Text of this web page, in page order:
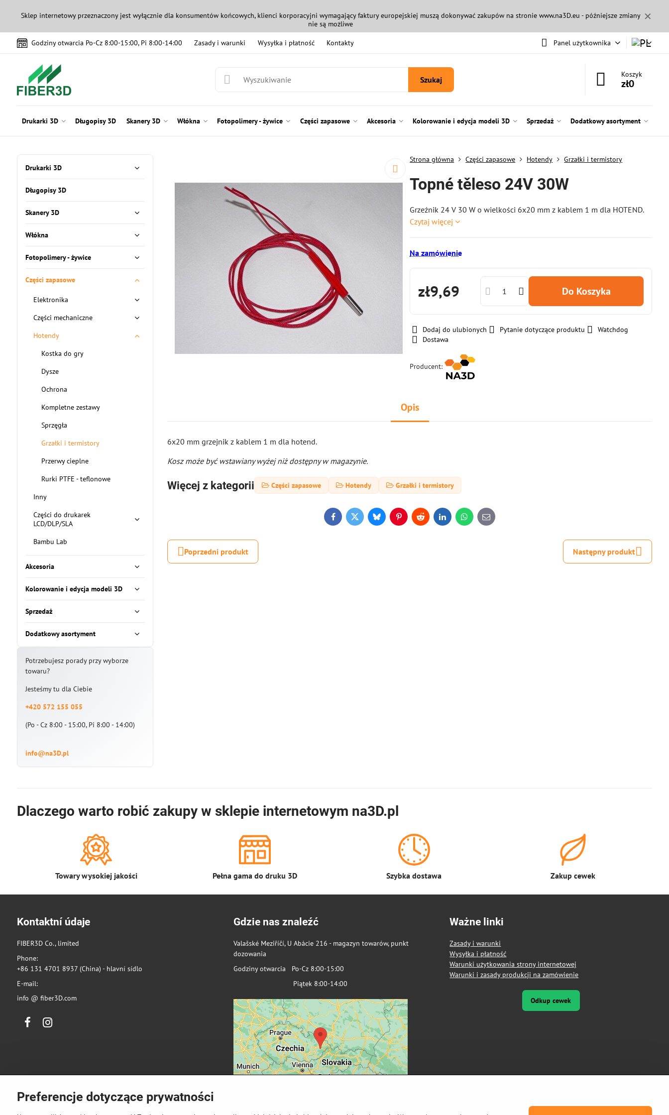
✕
Sklep internetowy przeznaczony jest wyłącznie dla konsumentów końcowych, klienci korporacyjni wymagający faktury europejskiej muszą dokonywać zakupów na stronie www.na3D.eu - późniejsze zmiany
nie są możliwe
Godziny otwarcia Po-Cz 8:00-15:00, Pi 8:00-14:00 Zasady i warunki Wysyłka i płatność Kontakty Panel użytkownika
Szukaj
Koszyk
zł0
Drukarki 3D Długopisy 3D Skanery 3D Włókna Fotopolimery - żywice Części zapasowe Akcesoria Kolorowanie i edycja modeli 3D Sprzedaż Dodatkowy asortyment
Strona główna Części zapasowe Hotendy Grzałki i termistory
Topné těleso 24V 30W
Grzeźnik 24 V 30 W o wielkości 6x20 mm z kablem 1 m dla HOTEND.
Czytaj więcej
Na zamówienie
zł9,69 Do Koszyka
Dodaj do ulubionych Pytanie dotyczące produktu
Watchdog
Dostawa
Producent:
Opis
6x20 mm grzejnik z kablem 1 m dla hotend.
Kosz może być wstawiany wyżej niż dostępny w magazynie.
Więcej z kategorii Części zapasowe Hotendy Grzałki i termistory
FacebookTwitterBlueskyPinterestRedditLinkedInWhatsApp
E-
mail
Poprzedni produkt Następny produkt
Drukarki 3D
Długopisy 3D
Skanery 3D
Włókna
Fotopolimery - żywice
Części zapasowe
Elektronika
Części mechaniczne
Hotendy
Kostka do gry
Dysze
Ochrona
Kompletne zestawy
Sprzęgła
Grzałki i termistory
Przerwy cieplne
Rurki PTFE - teflonowe
Inny
Części do drukarek
LCD/DLP/SLA
Bambu Lab
Akcesoria
Kolorowanie i edycja modeli 3D
Sprzedaż
Dodatkowy asortyment
Potrzebujesz porady przy wyborze
towaru?
Jesteśmy tu dla Ciebie
+420 572 155 055
(Po - Cz 8:00 - 15:00, Pi 8:00 - 14:00)
info@na3D.pl
Dlaczego warto robić zakupy w sklepie internetowym na3D.pl
Towary wysokiej jakości Pełna gama do druku 3D Szybka dostawa Zakup cewek
Kontaktní údaje
FIBER3D Co., limited
Phone:
+86 131 4701 8937 (China) - hlavní sídlo
E-mail:
info @ fiber3D.com
FacebookInstagram
Gdzie nas znaleźć
Valašské Meziříčí, U Abácie 216 - magazyn towarów, punkt
dozowania
Godziny otwarcia Po-Cz 8:00-15:00
Piątek 8:00-14:00
Ważne linki
Zasady i warunki
Wysyłka i płatność
Warunki użytkowania strony internetowej
Warunki i zasady produkcji na zamówienie
Odkup cewek
Preferencje dotyczące prywatności